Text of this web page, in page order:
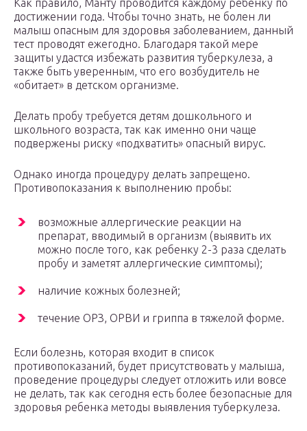
Как правило, Манту проводится каждому ребенку по
достижении года. Чтобы точно знать, не болен ли
малыш опасным для здоровья заболеванием, данный
тест проводят ежегодно. Благодаря такой мере
защиты удастся избежать развития туберкулеза, а
также быть уверенным, что его возбудитель не
«обитает» в детском организме.
Делать пробу требуется детям дошкольного и
школьного возраста, так как именно они чаще
подвержены риску «подхватить» опасный вирус.
Однако иногда процедуру делать запрещено.
Противопоказания к выполнению пробы:
возможные аллергические реакции на
препарат, вводимый в организм (выявить их
можно после того, как ребенку 2-3 раза сделать
пробу и заметят аллергические симптомы);
наличие кожных болезней;
течение ОРЗ, ОРВИ и гриппа в тяжелой форме.
Если болезнь, которая входит в список
противопоказаний, будет присутствовать у малыша,
проведение процедуры следует отложить или вовсе
не делать, так как сегодня есть более безопасные для
здоровья ребенка методы выявления туберкулеза.